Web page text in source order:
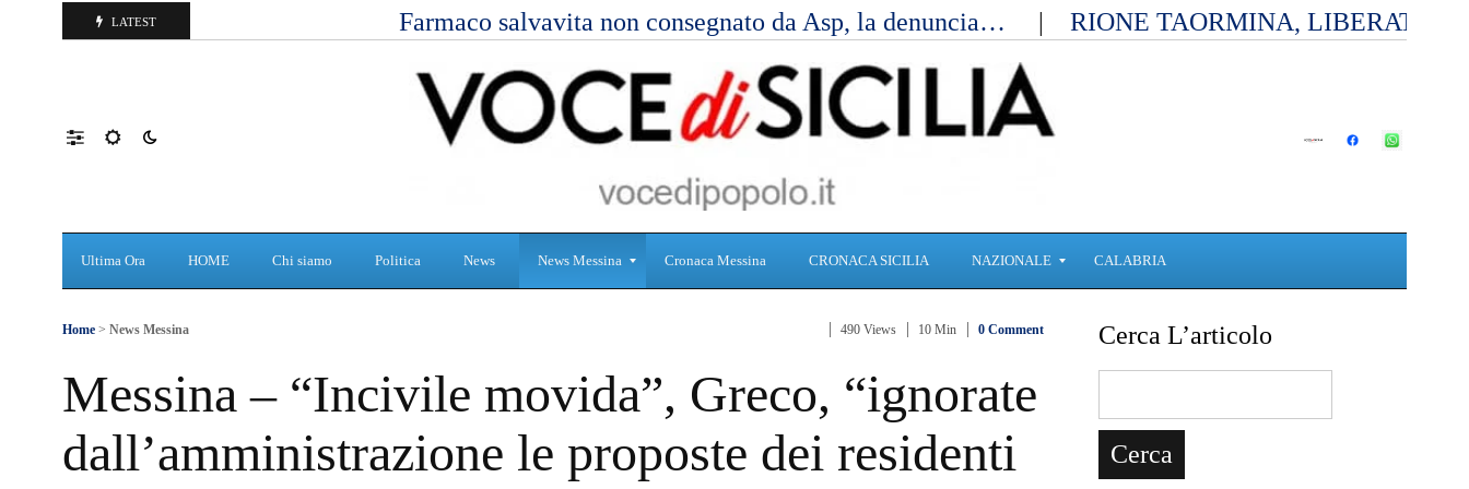
LATEST Farmaco salvavita non consegnato da Asp, la denuncia… RIONE TAORMINA, LIBERATI
Ultima Ora HOME Chi siamo Politica News News Messina
n
i
à
Cronaca Messina CRONACA SICILIA NAZIONALE
o
n
c
a
CALABRIA
Home > News Messina 490 Views 10 Min 0 Comment
Messina – “Incivile movida”, Greco, “ignorate
dall’amministrazione le proposte dei residenti
Cerca L’articolo